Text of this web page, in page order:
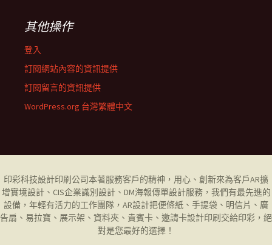
其他操作
登入
訂閱網站內容的資訊提供
訂閱留言的資訊提供
WordPress.org 台灣繁體中文
印彩科技設計印刷公司本著服務客戶的精神，用心、創新來為客戶AR擴
增實境設計、CIS企業識別設計、DM海報傳單設計服務，我們有最先進的
設備，年輕有活力的工作團隊，AR設計把便條紙、手提袋、明信片、廣
告扇、易拉寶、展示架、資料夾、貴賓卡、邀請卡設計印刷交給印彩，絕
對是您最好的選擇！